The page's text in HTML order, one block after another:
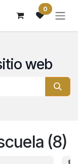
0
web
(8)